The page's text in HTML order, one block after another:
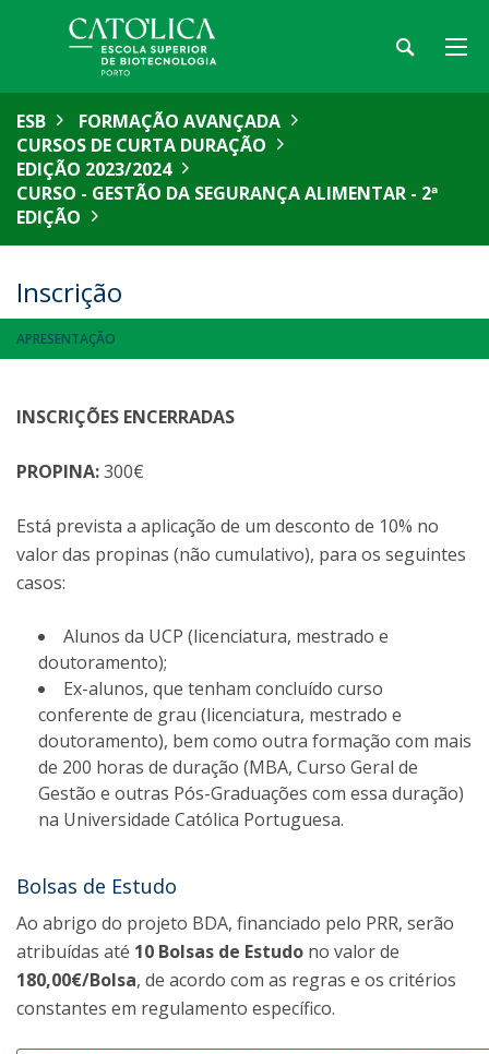
ESB
FORMAÇÃO AVANÇADA
CURSOS DE CURTA DURAÇÃO
EDIÇÃO 2023/2024
CURSO - GESTÃO DA SEGURANÇA ALIMENTAR - 2ª
EDIÇÃO
Inscrição
APRESENTAÇÃO
INSCRIÇÕES ENCERRADAS
PROPINA:300€
Está prevista a aplicação de um desconto de 10% no
valor das propinas (não cumulativo), para os seguintes
casos:
Alunos da UCP (licenciatura, mestrado e
doutoramento);
Ex-alunos, que tenham concluído curso
conferente de grau (licenciatura, mestrado e
doutoramento), bem como outra formação com mais
de 200 horas de duração (MBA, Curso Geral de
Gestão e outras Pós-Graduações com essa duração)
na Universidade Católica Portuguesa.
Bolsas de Estudo
Ao abrigo do projeto BDA, financiado pelo PRR, serão
atribuídas até 10 Bolsas de Estudo no valor de
180,00€/Bolsa, de acordo com as regras e os critérios
constantes em regulamento específico.